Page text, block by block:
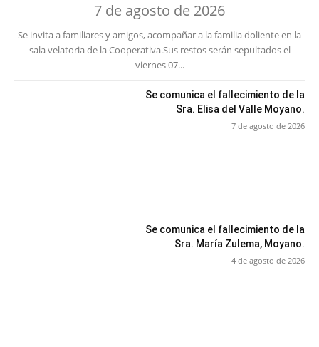
7 de agosto de 2026
Se invita a familiares y amigos, acompañar a la familia doliente en la
sala velatoria de la Cooperativa.Sus restos serán sepultados el
viernes 07...
Se comunica el fallecimiento de la
Sra. Elisa del Valle Moyano.
7 de agosto de 2026
Se comunica el fallecimiento de la
Sra. María Zulema, Moyano.
4 de agosto de 2026